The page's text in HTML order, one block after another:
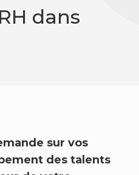
dans
sur vos
des talents